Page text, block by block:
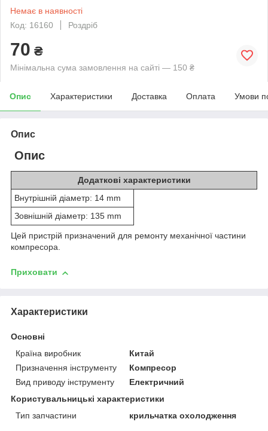
Немає в наявності
Код: 16160
Роздріб
70 ₴
Мінімальна сума замовлення на сайті — 150 ₴
Опис Характеристики Доставка Оплата Умови
Опис
Опис
Додаткові характеристики
Внутрішній діаметр: 14 mm
Зовнішній діаметр: 135 mm
Цей пристрій призначений для ремонту механічної частини
компресора.
Приховати
Характеристики
Основні
Країна виробник
Китай
Призначення інструменту
Компресор
Вид приводу інструменту
Електричний
Користувальницькі характеристики
Тип запчастини
крильчатка охолодження